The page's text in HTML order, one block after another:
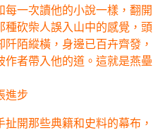
一次讀他的小說一樣，翻開
種砍柴人誤入山中的感覺，頭
阡陌縱橫，身邊已百卉齊發，
者帶入他的道。這就是燕壘
進步
開那些典籍和史料的幕布，